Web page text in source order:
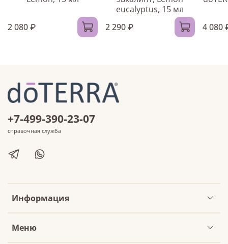
2 080 ₽
eucalyptus, 15 мл
2 290 ₽
4 080
Информация
Меню
+7-499-390-23-07
справочная служба